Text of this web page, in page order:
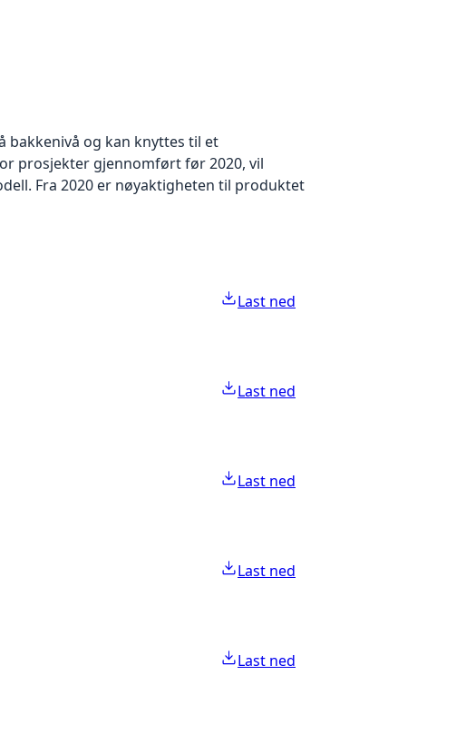
bakkenivå og kan knyttes til et
prosjekter gjennomført før 2020, vil
Fra 2020 er nøyaktigheten til produktet
Last ned
Last ned
Last ned
Last ned
Last ned